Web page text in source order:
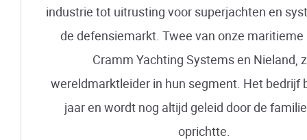
industrie tot uitrusting voor superjachten en
de defensiemarkt. Twee van onze maritieme
Cramm Yachting Systems en Nieland,
wereldmarktleider in hun segment. Het bedrijf
jaar en wordt nog altijd geleid door de
oprichtte.